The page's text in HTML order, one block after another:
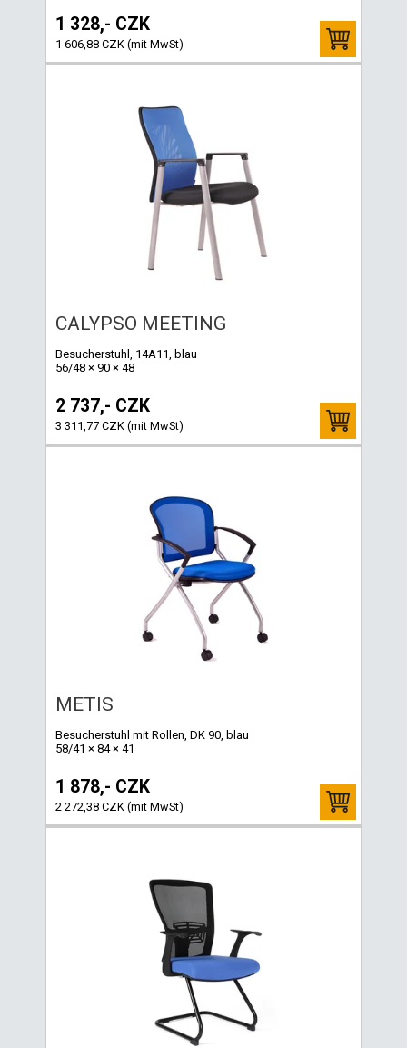
1 328,- CZK
1 606,88 CZK (mit MwSt)
CALYPSO MEETING
Besucherstuhl, 14A11, blau
56/48 × 90 × 48
2 737,- CZK
3 311,77 CZK (mit MwSt)
METIS
Besucherstuhl mit Rollen, DK 90, blau
58/41 × 84 × 41
1 878,- CZK
2 272,38 CZK (mit MwSt)